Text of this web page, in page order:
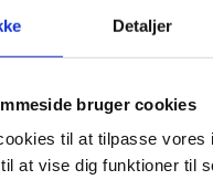
Detaljer
bruger cookies
til at tilpasse vores
at vise dig funktioner til
bilfestivalen i år løfter
Toyota GT
Toyota GT
er i øjeblikket
i den internationale
FIA's, GT3-